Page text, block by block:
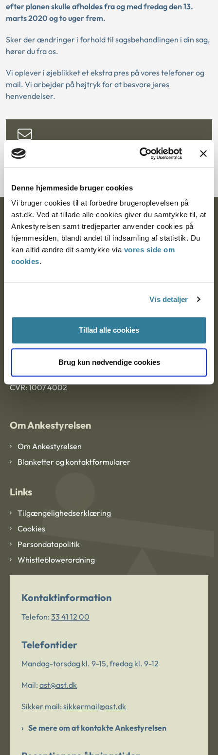
Denne hjemmeside bruger cookies
Vi bruger cookies til at forbedre brugeroplevelsen på
ast.dk. Ved at tillade alle cookies giver du samtykke til, at
Ankestyrelsen samt tredjeparter anvender cookies på
hjemmesiden, blandt andet til indsamling af statistik. Du
kan altid ændre dit samtykke via vores side om
cookies.
Vis detaljer
Tillad alle cookies
Brug kun nødvendige cookies
efter planen skulle afholdes fra og med fredag den 13.
marts 2020 og to uger frem.
Sker der ændringer i forhold til sagsbehandlingen i din sag,
hører du fra os.
Vi oplever i øjeblikket et ekstra pres på vores telefoner og
mail. Vi arbejder på højtryk for at besvare jeres
henvendelser.
Tilmeld dig nyhedsbrev
Ankestyrelsen
Postadresse:
Nytorv 7, 2. sal
EAN: 57 98 000 35 48 21
CVR: 1007 4002
Om Ankestyrelsen
Om Ankestyrelsen
Blanketter og kontaktformularer
Links
Tilgængelighedserklæring
Cookies
Persondatapolitik
Whistleblowerordning
Kontaktinformation
Telefon: 33 41 12 00
Telefontider
Mandag-torsdag kl. 9-15, fredag kl. 9-12
Mail: ast@ast.dk
Sikker mail: sikkermail@ast.dk
Se mere om at kontakte Ankestyrelsen